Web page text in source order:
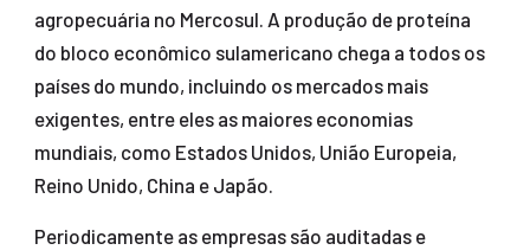
agropecuária no Mercosul. A produção de proteína
do bloco econômico sulamericano chega a todos os
países do mundo, incluindo os mercados mais
exigentes, entre eles as maiores economias
mundiais, como Estados Unidos, União Europeia,
Reino Unido, China e Japão.
Periodicamente as empresas são auditadas e